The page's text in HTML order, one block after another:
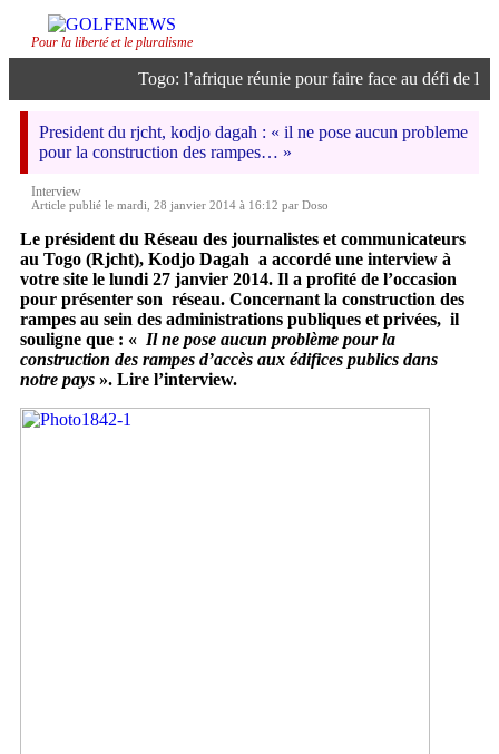
Pour la liberté et le pluralisme
Togo: l’afrique réunie pour faire face au défi de
President du rjcht, kodjo dagah : « il ne pose aucun probleme
pour la construction des rampes… »
Interview
Article publié le mardi, 28 janvier 2014 à 16:12 par Doso
Le président du Réseau des journalistes et communicateurs
au Togo (Rjcht), Kodjo Dagah a accordé une interview à
votre site le lundi 27 janvier 2014. Il a profité de l’occasion
pour présenter son réseau. Concernant la construction des
rampes au sein des administrations publiques et privées, il
souligne que : « Il ne pose aucun problème pour la
construction des rampes d’accès aux édifices publics dans
notre pays ». Lire l’interview.